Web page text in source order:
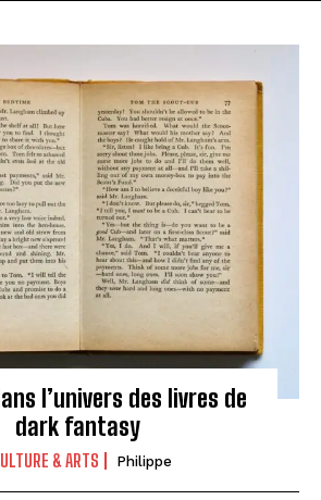
l’univers des livres de
dark fantasy
& ARTS Philippe